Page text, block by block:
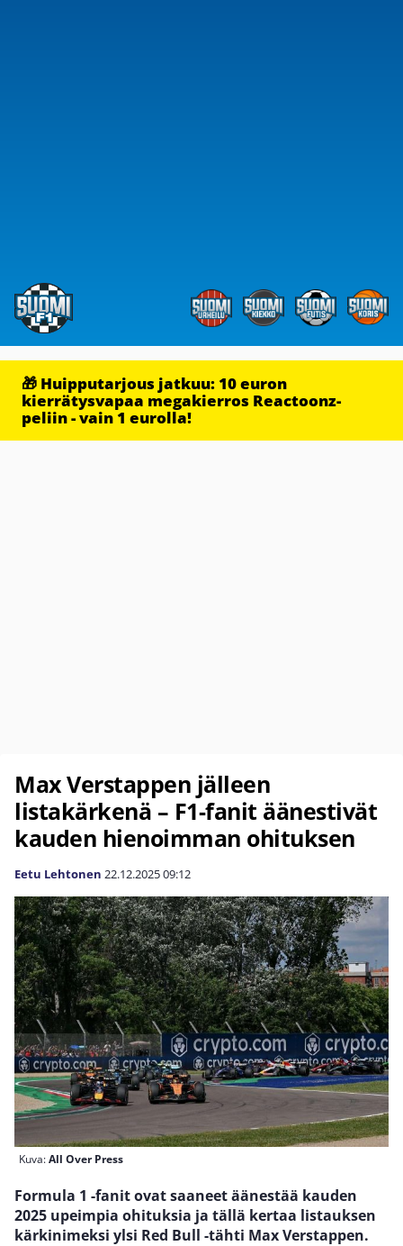
🎁 Huipputarjous jatkuu: 10 euron
kierrätysvapaa megakierros Reactoonz-
peliin - vain 1 eurolla!
Max Verstappen jälleen
listakärkenä – F1-fanit äänestivät
kauden hienoimman ohituksen
Eetu Lehtonen 22.12.202509:12
Kuva:All Over Press
Formula 1 -fanit ovat saaneet äänestää kauden
2025 upeimpia ohituksia ja tällä kertaa listauksen
kärkinimeksi ylsi Red Bull -tähti Max Verstappen.